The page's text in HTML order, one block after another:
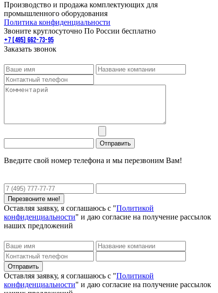
Производство и продажа комплектующих для
промышленного оборудования
Политика конфиденциальности
Звоните круглосуточно По России бесплатно
+7 (495) 662-73-95
Заказать звонок
Введите свой номер телефона и мы перезвоним Вам!
Оставляя заявку, я соглашаюсь с "Политикой
конфиденциальности" и даю согласие на получение рассылок
наших предложений
Оставляя заявку, я соглашаюсь с "Политикой
конфиденциальности" и даю согласие на получение рассылок